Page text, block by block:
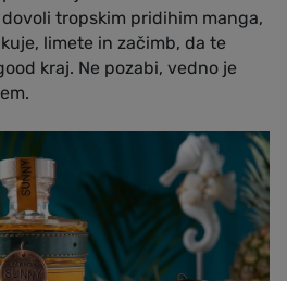
tropskim pridihim manga,
limete in začimb, da te
kraj. Ne pozabi, vedno je